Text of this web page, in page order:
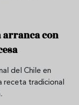
arranca con
del Chile en
receta tradicional